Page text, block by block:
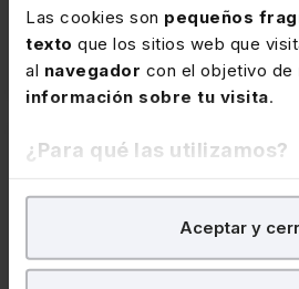
Las cookies son pequeños
texto que los sitios web que
al navegador con el objetivo de
información sobre tu visita.
¿Para qué las utilizamos?
En Lefebvre utilizamos las
para tratar de
nuestra página web. También
Aceptar y
Luis Muñiz García
Profesor de la Escuela de
Universidad de Alicante.